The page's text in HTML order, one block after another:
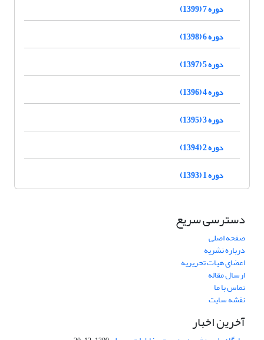
دوره 7 (1399)
دوره 6 (1398)
دوره 5 (1397)
دوره 4 (1396)
دوره 3 (1395)
دوره 2 (1394)
دوره 1 (1393)
دسترسی سریع
صفحه اصلی
درباره نشریه
اعضای هیات تحریریه
ارسال مقاله
تماس با ما
نقشه سایت
آخرین اخبار